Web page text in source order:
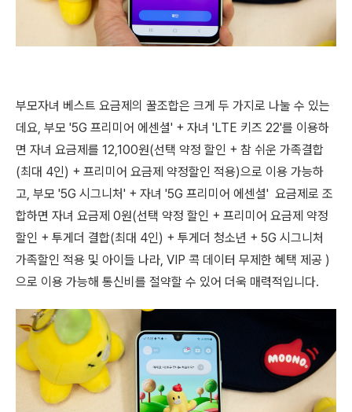
부모자녀 베스트 요금제의 꿀조합은 크게 두 가지로 나눌 수 있는
데요, 부모 '5G 프리미어 에센셜' + 자녀 'LTE 키즈 22'를 이용하
면 자녀 요금제를 12,100원(선택 약정 할인 + 참 쉬운 가족결합
(최대 4인) + 프리미어 요금제 약정할인 적용)으로 이용 가능하
고, 부모 '5G 시그니처' + 자녀 '5G 프리미어 에센셜' 요금제로 조
합하면 자녀 요금제 0원(선택 약정 할인 + 프리미어 요금제 약정
할인 + 투게더 결합(최대 4인) + 투게더 청소년 + 5G 시그니처
가족할인 적용 및 아이들 나라, VIP 콕 데이터 무제한 혜택 제공 )
으로 이용 가능해 통신비를 절약할 수 있어 더욱 매력적입니다.